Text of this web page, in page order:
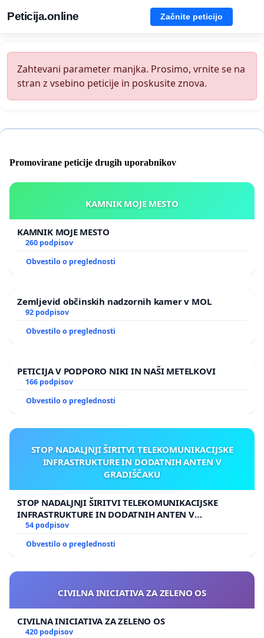
Peticija.online Začnite peticijo
Zahtevani parameter manjka. Prosimo, vrnite se na
stran z vsebino peticije in poskusite znova.
Promovirane peticije drugih uporabnikov
KAMNIK MOJE MESTO
KAMNIK MOJE MESTO
260 podpisov
Obvestilo o preglednosti
Zemljevid občinskih nadzornih kamer v MOL
92 podpisov
Obvestilo o preglednosti
PETICIJA V PODPORO NIKI IN NAŠI METELKOVI
166 podpisov
Obvestilo o preglednosti
STOP NADALJNJI ŠIRITVI TELEKOMUNIKACIJSKE
INFRASTRUKTURE IN DODATNIH ANTEN V
GRADIŠČAKU
STOP NADALJNJI ŠIRITVI TELEKOMUNIKACIJSKE
INFRASTRUKTURE IN DODATNIH ANTEN V
GRADIŠČAKU
54 podpisov
Obvestilo o preglednosti
CIVILNA INICIATIVA ZA ZELENO OS
CIVILNA INICIATIVA ZA ZELENO OS
420 podpisov